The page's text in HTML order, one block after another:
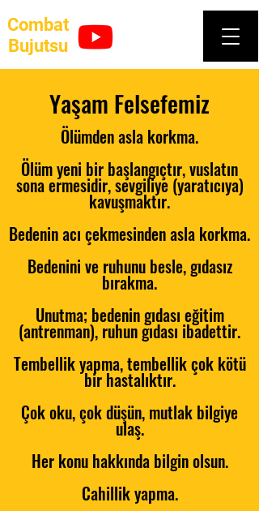
Combat
Bujutsu
Yaşam Felsefemiz
Ölümden asla korkma.
Ölüm yeni bir başlangıçtır, vuslatın
sona ermesidir, sevgiliye (yaratıcıya)
kavuşmaktır.
Bedenin acı çekmesinden asla korkma.
Bedenini ve ruhunu besle,gıdasız
bırakma.
Unutma; bedenin gıdası eğitim
(antrenman), ruhun gıdası ibadettir.
Tembellik yapma,tembellik çok kötü
bir hastalıktır.
Çok oku, çok düşün, mutlak bilgiye
ulaş.
Her konu hakkında bilgin olsun.
Cahillik yapma.